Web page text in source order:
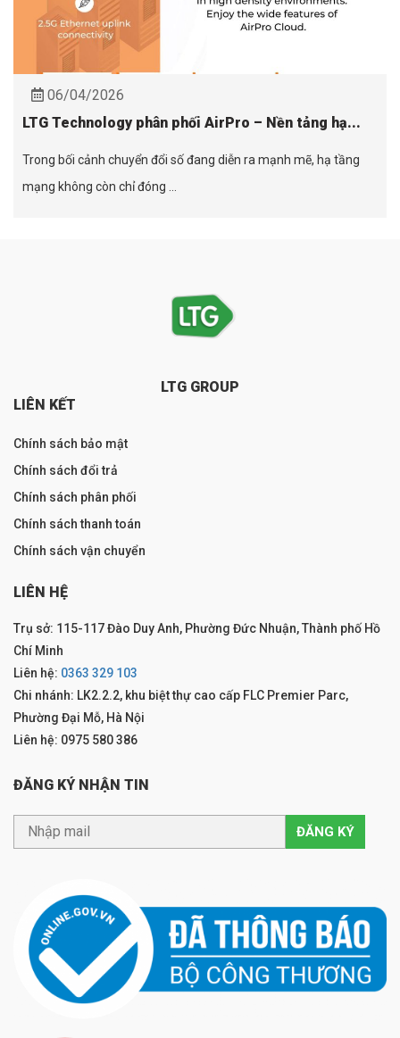
06/04/2026
LTG Technology phân phối AirPro – Nền tảng hạ...
Trong bối cảnh chuyển đổi số đang diễn ra mạnh mẽ, hạ tầng
mạng không còn chỉ đóng ...
LTG GROUP
LIÊN KẾT
Chính sách bảo mật
Chính sách đổi trả
Chính sách phân phối
Chính sách thanh toán
Chính sách vận chuyển
LIÊN HỆ
Trụ sở: 115-117 Đào Duy Anh, Phường Đức Nhuận, Thành phố Hồ
Chí Minh
Liên hệ: 0363 329 103
Chi nhánh: LK2.2.2, khu biệt thự cao cấp FLC Premier Parc,
Phường Đại Mỗ, Hà Nội
Liên hệ: 0975 580 386
ĐĂNG KÝ NHẬN TIN